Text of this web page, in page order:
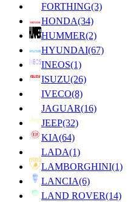
FORTHING(3)
HONDA(34)
HUMMER(2)
HYUNDAI(67)
INEOS(1)
ISUZU(26)
IVECO(8)
JAGUAR(16)
JEEP(32)
KIA(64)
LADA(1)
LAMBORGHINI(1)
LANCIA(6)
LAND ROVER(14)